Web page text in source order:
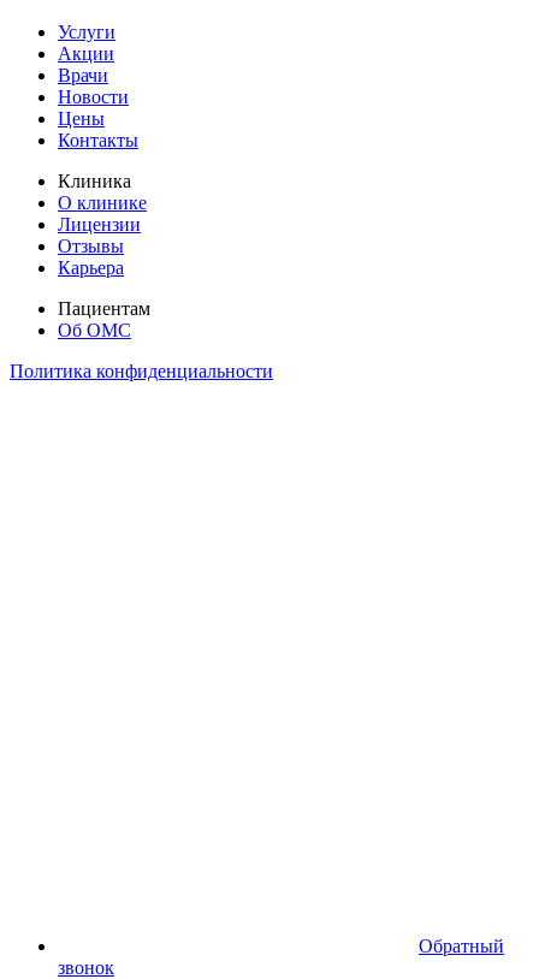
Услуги
Акции
Врачи
Новости
Цены
Контакты
Клиника
О клинике
Лицензии
Отзывы
Карьера
Пациентам
Об ОМС
Политика конфиденциальности
Обратный
звонок